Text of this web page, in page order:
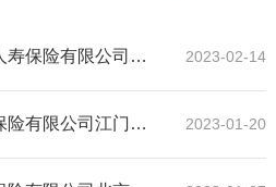
省分公司海门营销服务部撤销的公告 2023-02-14
江营销服务部保险许可证换发公告 2023-01-20